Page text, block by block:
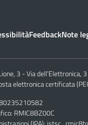
FeedbackNote
3 - Via dell’Elettronica,
elettronica certificata
RMIC8BZ00C